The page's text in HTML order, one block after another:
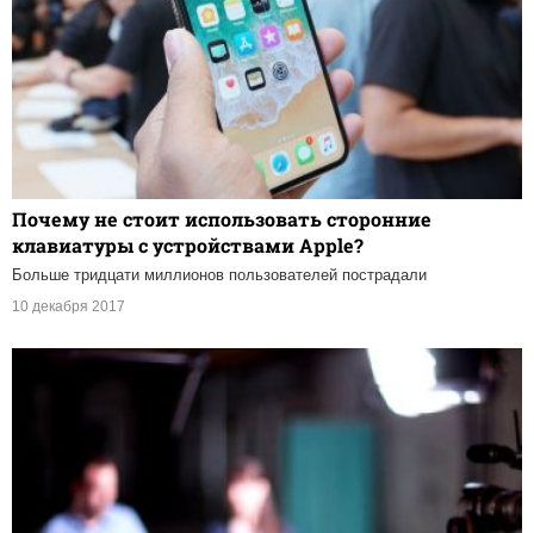
Почему не стоит использовать сторонние
клавиатуры с устройствами Apple?
Больше тридцати миллионов пользователей пострадали
10 декабря 2017